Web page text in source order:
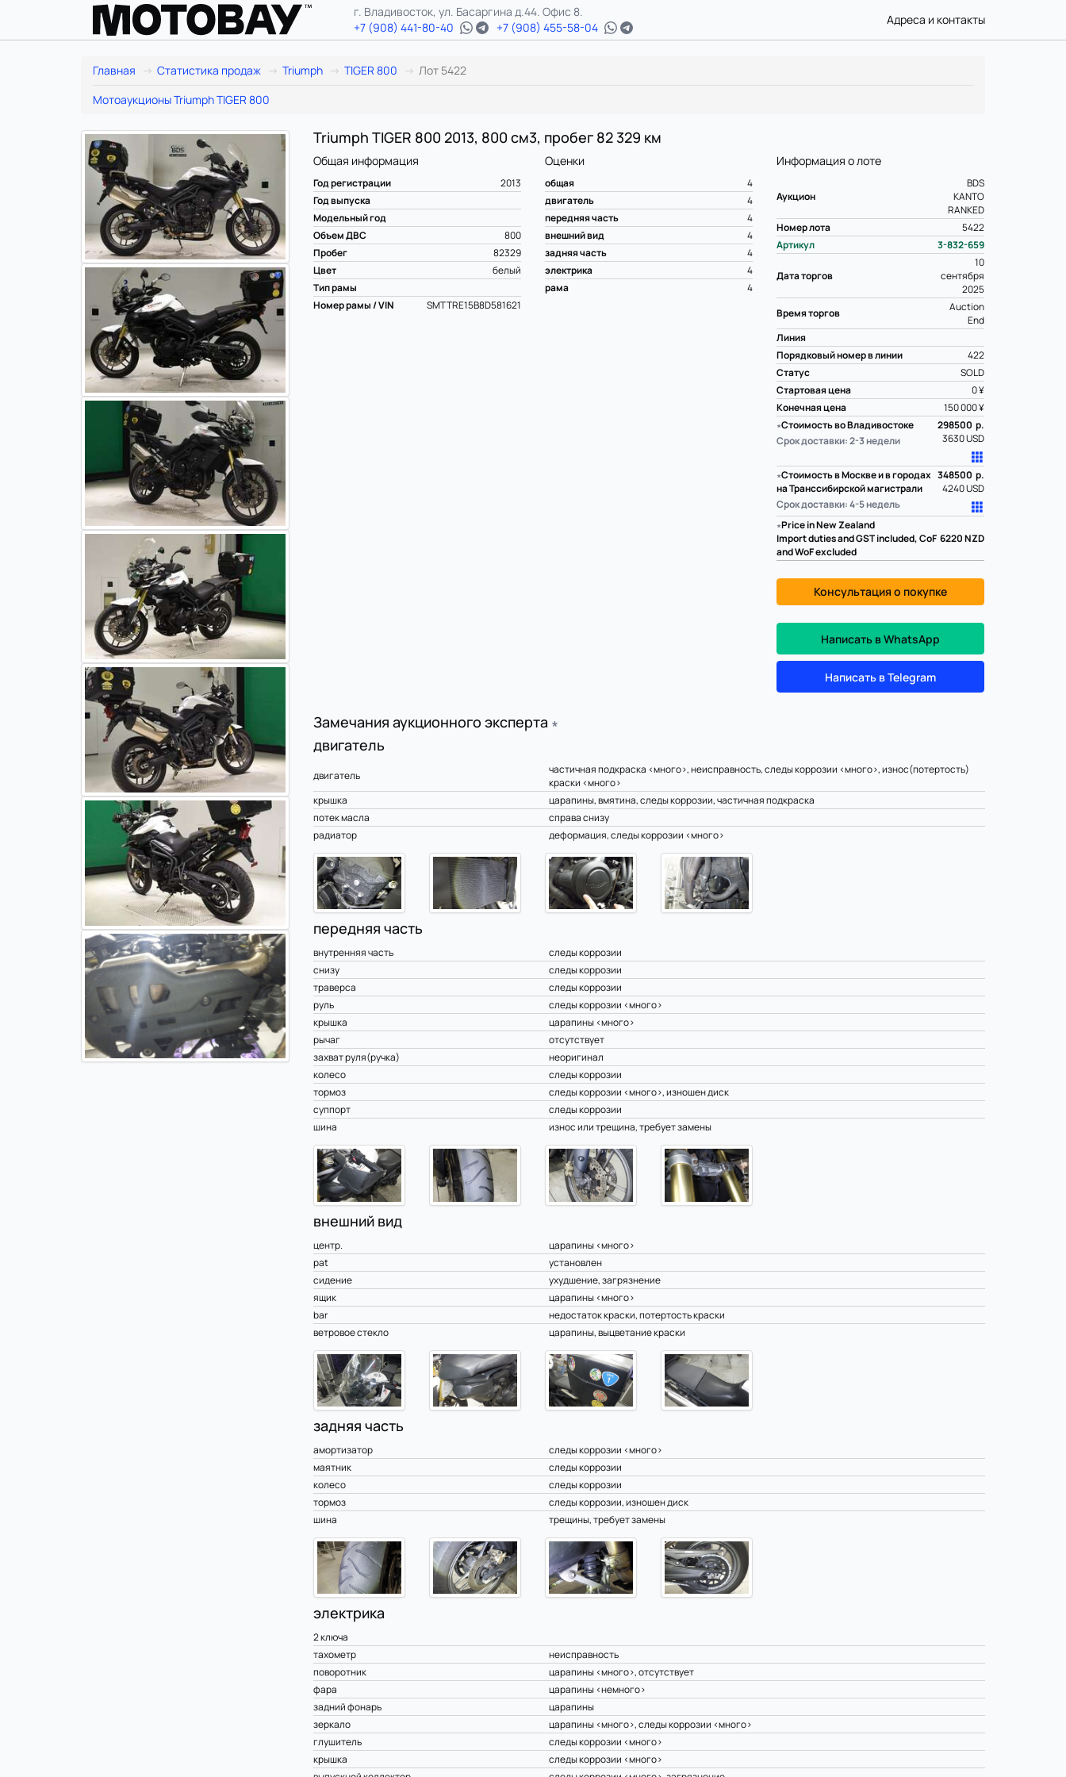
г. Владивосток, ул. Басаргина д.44. Офис 8.
+7 (908) 441-80-40
+7 (908) 455-58-04
Адреса и контакты
Главная Статистика продаж Triumph TIGER 800
Лот 5422
Мотоаукционы Triumph TIGER 800
Triumph TIGER 800 2013, 800 см3, пробег 82 329 км
Информация о лоте
Аукцион
BDS
KANTO
RANKED
Номер лота
5422
Артикул
3-832-659
Дата торгов
10
сентября
2025
Время торгов
Auction
End
Линия
Порядковый номер в линии
422
Статус
SOLD
Стартовая цена
0 ¥
Конечная цена
150 000 ¥
∗Стоимость во Владивостоке
Срок доставки: 2-3 недели
298500 р.
3630 USD
∗Стоимость в Москве и в городах
на Транссибирской магистрали
Срок доставки: 4-5 недель
348500 р.
4240 USD
∗Price in New Zealand
Import duties and GST included, CoF
and WoF excluded
6220NZD
Консультация о покупке
Написать в WhatsApp
Написать в Telegram
Общая информация
Год регистрации
2013
Год выпуска
Модельный год
Объем ДВС
800
Пробег
82329
Цвет
белый
Тип рамы
Номер рамы / VIN
SMTTRE15B8D581621
Оценки
общая
4
двигатель
4
передняя часть
4
внешний вид
4
задняя часть
4
электрика
4
рама
4
Замечания аукционного эксперта ∗
двигатель
двигатель
частичная подкраска <много>, неисправность, следы коррозии <много>, износ(потертость)
краски <много>
крышка
царапины, вмятина, следы коррозии, частичная подкраска
потек масла
справа снизу
радиатор
деформация, следы коррозии <много>
передняя часть
внутренняя часть
следы коррозии
снизу
следы коррозии
траверса
следы коррозии
руль
следы коррозии <много>
крышка
царапины <много>
рычаг
отсутствует
захват руля(ручка)
неоригинал
колесо
следы коррозии
тормоз
следы коррозии <много>, изношен диск
суппорт
следы коррозии
шина
износ или трещина, требует замены
внешний вид
центр.
царапины <много>
pat
установлен
сидение
ухудшение, загрязнение
ящик
царапины <много>
bar
недостаток краски, потертость краски
ветровое стекло
царапины, выцветание краски
задняя часть
амортизатор
следы коррозии <много>
маятник
следы коррозии
колесо
следы коррозии
тормоз
следы коррозии, изношен диск
шина
трещины, требует замены
электрика
2 ключа
тахометр
неисправность
поворотник
царапины <много>, отсутствует
фара
царапины <немного>
задний фонарь
царапины
зеркало
царапины <много>, следы коррозии <много>
глушитель
следы коррозии <много>
крышка
следы коррозии <много>